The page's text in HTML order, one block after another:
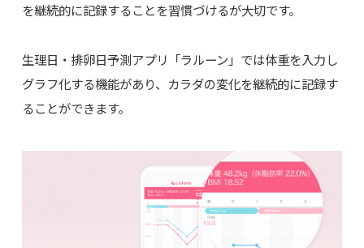
を継続的に記録することを習慣づけるが大切です。
生理日・排卵日予測アプリ「ラルーン」では体重を入力し
グラフ化する機能があり、カラダの変化を継続的に記録す
ることができます。